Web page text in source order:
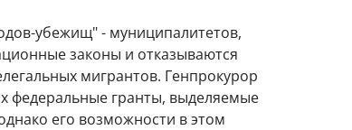
убежищ" - муниципалитетов,
законы и отказываются
мигрантов. Генпрокурор
федеральные гранты, выделяемые
его возможности в этом